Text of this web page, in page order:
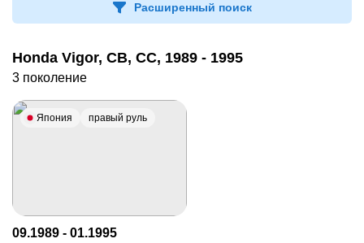
Расширенный поиск
Honda Vigor, CB, CC, 1989 - 1995
3 поколение
Япония правый руль
09.1989 - 01.1995